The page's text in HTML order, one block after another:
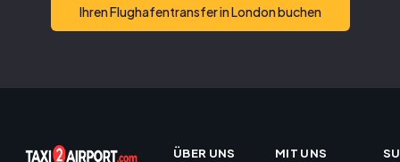
Ihren Flughafentransfer in London buchen
ÜBER UNS
MIT UNS